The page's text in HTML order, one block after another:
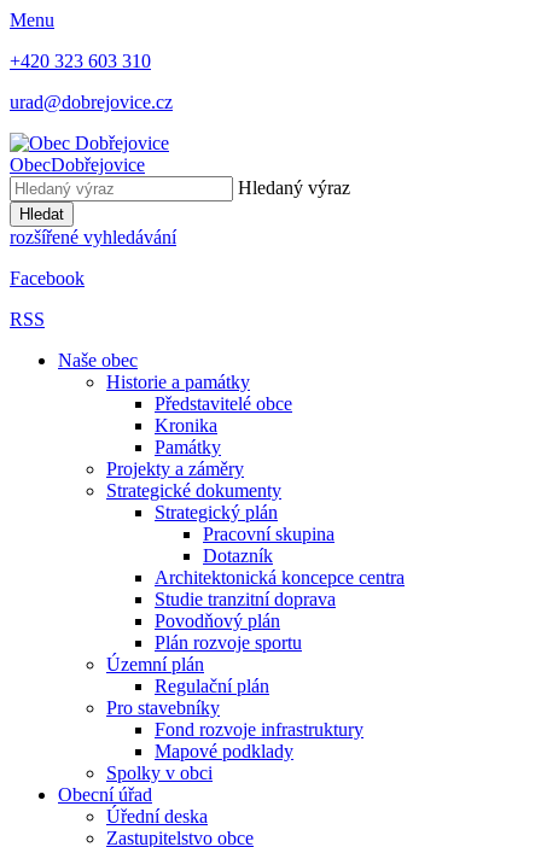
Menu
+420 323 603 310
urad@dobrejovice.cz
ObecDobřejovice
Hledaný výraz
Hledat
rozšířené vyhledávání
Facebook
RSS
Naše obec
Historie a památky
Představitelé obce
Kronika
Památky
Projekty a záměry
Strategické dokumenty
Strategický plán
Pracovní skupina
Dotazník
Architektonická koncepce centra
Studie tranzitní doprava
Povodňový plán
Plán rozvoje sportu
Územní plán
Regulační plán
Pro stavebníky
Fond rozvoje infrastruktury
Mapové podklady
Spolky v obci
Obecní úřad
Úřední deska
Zastupitelstvo obce